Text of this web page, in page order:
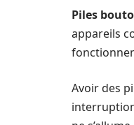
Piles
appareils
Avoir des